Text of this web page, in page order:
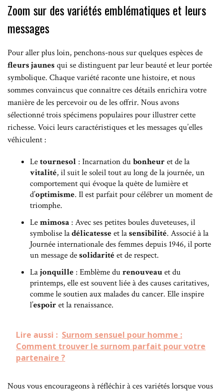
Zoom sur des variétés emblématiques et leurs
messages
Pour aller plus loin, penchons-nous sur quelques espèces de
fleurs jaunes qui se distinguent par leur beauté et leur portée
symbolique. Chaque variété raconte une histoire, et nous
sommes convaincus que connaître ces détails enrichira votre
manière de les percevoir ou de les offrir. Nous avons
sélectionné trois spécimens populaires pour illustrer cette
richesse. Voici leurs caractéristiques et les messages qu’elles
véhiculent :
Letournesol : Incarnation dubonheuret de la
vitalité, il suit le soleil tout au long de la journée, un
comportement qui évoque la quête de lumière et
d’optimisme. Il est parfait pour célébrer un moment de
triomphe.
Lemimosa : Avec ses petites boules duveteuses, il
symbolise ladélicatesseet lasensibilité. Associé à la
Journée internationale des femmes depuis 1946, il porte
un message desolidaritéet de respect.
Lajonquille : Emblème durenouveauet du
printemps, elle est souvent liée à des causes caritatives,
comme le soutien aux malades du cancer. Elle inspire
l’espoiret la renaissance.
Lire aussi : Surnom sensuel pour homme :
Comment trouver le surnom parfait pour votre
partenaire ?
Nous vous encourageons à réfléchir à ces variétés lorsque vous